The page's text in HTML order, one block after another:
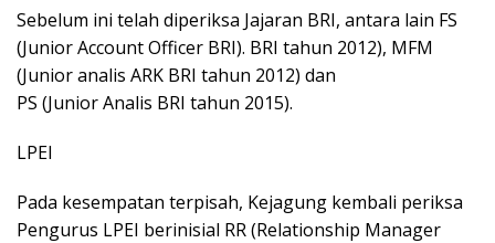
Sebelum ini telah diperiksa Jajaran BRI, antara lain FS
(Junior Account Officer BRI). BRI tahun 2012), MFM
(Junior analis ARK BRI tahun 2012) dan
PS (Junior Analis BRI tahun 2015).
LPEI
Pada kesempatan terpisah, Kejagung kembali periksa
Pengurus LPEI berinisial RR (Relationship Manager